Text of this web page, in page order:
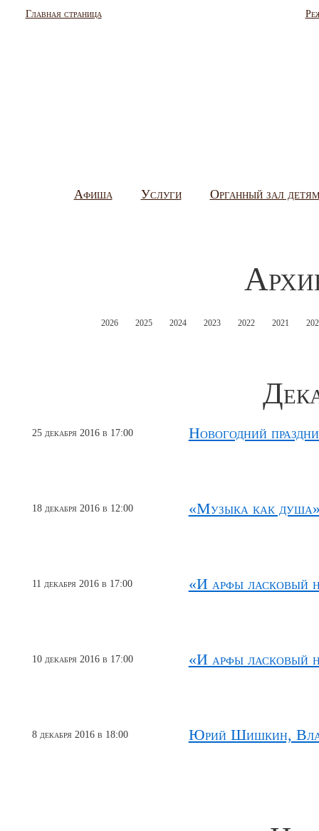
Главная страница
Афиша Услуги Органный зал
2026 2025 2024 2023 2022 2021
25 декабря 2016 в 17:00 Новогодний
18 декабря 2016 в 12:00 «Музыка как
11 декабря 2016 в 17:00 «И арфы ласковый
10 декабря 2016 в 17:00 «И арфы ласковый
8 декабря 2016 в 18:00 Юрий Шишкин,